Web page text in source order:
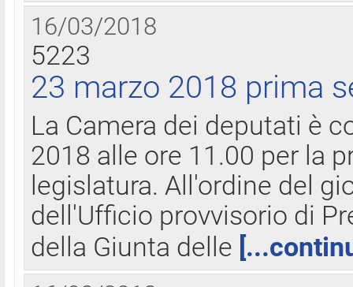
16/03/2018
5223
23 marzo 2018 prima
La Camera dei deputati è
2018 alle ore 11.00 per la
legislatura. All'ordine del
dell'Ufficio provvisorio di
della Giunta delle